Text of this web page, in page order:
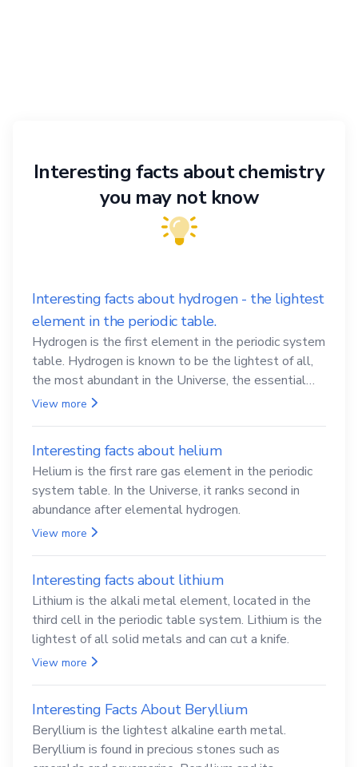
Interesting facts about chemistry
you may not know
Interesting facts about hydrogen - the lightest
element in the periodic table.
Hydrogen is the first element in the periodic system
table. Hydrogen is known to be the lightest of all,
the most abundant in the Universe, the essential
element for life
View more
Interesting facts about helium
Helium is the first rare gas element in the periodic
system table. In the Universe, it ranks second in
abundance after elemental hydrogen.
View more
Interesting facts about lithium
Lithium is the alkali metal element, located in the
third cell in the periodic table system. Lithium is the
lightest of all solid metals and can cut a knife.
View more
Interesting Facts About Beryllium
Beryllium is the lightest alkaline earth metal.
Beryllium is found in precious stones such as